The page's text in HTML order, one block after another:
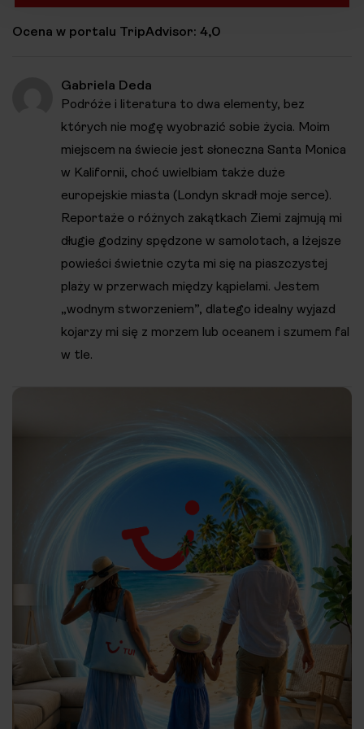
Ocena w portalu TripAdvisor: 4,0
Gabriela Deda
Podróże i literatura to dwa elementy, bez
których nie mogę wyobrazić sobie życia. Moim
miejscem na świecie jest słoneczna Santa Monica
w Kalifornii, choć uwielbiam także duże
europejskie miasta (Londyn skradł moje serce).
Reportaże o różnych zakątkach Ziemi zajmują mi
długie godziny spędzone w samolotach, a lżejsze
powieści świetnie czyta mi się na piaszczystej
plaży w przerwach między kąpielami. Jestem
„wodnym stworzeniem”, dlatego idealny wyjazd
kojarzy mi się z morzem lub oceanem i szumem fal
w tle.